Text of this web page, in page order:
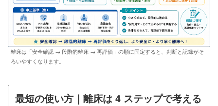
離床は「安全確認 → 段階的離床 → 再評価」の順に固定すると、判断と記録がそ
ろいやすくなります。
最短の使い方｜離床は 4 ステップで考える